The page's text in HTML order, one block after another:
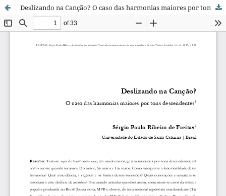
Deslizando na Canção? O caso das harmonias maiores por tons descendentes